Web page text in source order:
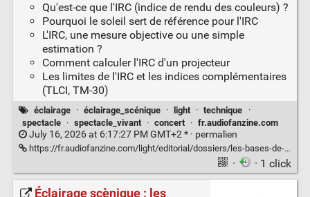
Qu'est-ce que l'IRC (indice de rendu des couleurs) ?
Pourquoi le soleil sert de référence pour l'IRC
L'IRC, une mesure objective ou une simple
estimation ?
Comment calculer l'IRC d'un projecteur
Les limites de l'IRC et les indices complémentaires
(TLCI, TM-30)
éclairage · éclairage_scénique · light · technique
·
spectacle
· spectacle_vivant · concert · fr.audiofanzine.com
July 16, 2026 at 6:17:27 PM GMT+2 * · permalien
https://fr.audiofanzine.com/light/editorial/dossiers/les-bases-de-l-eclairage-l-indice-de-rendu-des-couleurs.html
· · 1 click
Éclairage scènique : les